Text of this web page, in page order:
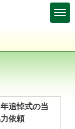
追悼式の当
依頼